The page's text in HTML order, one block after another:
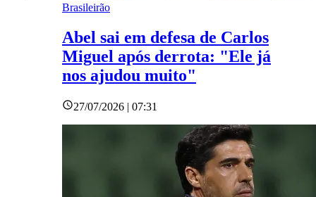
Brasileirão
Abel sai em defesa de Carlos
Miguel após derrota: "Ele já
nos ajudou muito"
27/07/2026 | 07:31